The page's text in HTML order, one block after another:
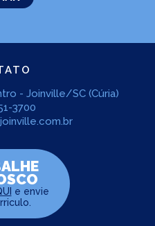
- Joinville/SC (Cúria)
3700
e envie